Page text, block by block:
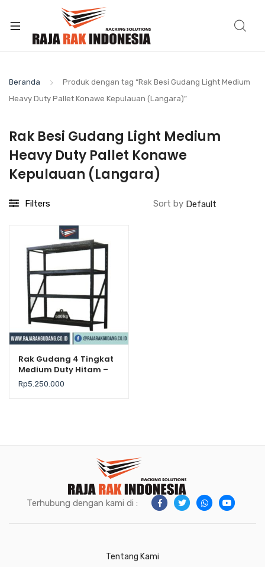
Beranda
Produk dengan tag “Rak Besi Gudang Light Medium
Heavy Duty Pallet Konawe Kepulauan (Langara)”
Rak Besi Gudang Light Medium
Heavy Duty Pallet Konawe
Kepulauan (Langara)
Filters Sort by
Rak Gudang 4 Tingkat
Medium Duty Hitam –
Krisbow
Rp5.250.000
Terhubung dengan kami di :
Tentang Kami